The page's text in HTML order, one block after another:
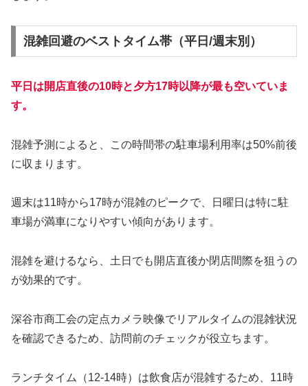
混雑回避のベストタイム帯（平日/週末別）
平日は開店直後の10時と夕方17時以降が最も空いていま
す。
混雑予測によると、この時間帯の駐車場利用率は50%前後
に収まります。
週末は11時から17時が混雑のピークで、日曜日は特に駐
車場が満車になりやすい傾向があります。
混雑を避けるなら、土日でも開店直後か閉店間際を狙うの
が効果的です。
深谷市商工会の定点カメラ映像でリアルタイムの混雑状況
を確認できるため、訪問前のチェックが役立ちます。
ランチタイム（12-14時）は飲食店が混雑するため、11時